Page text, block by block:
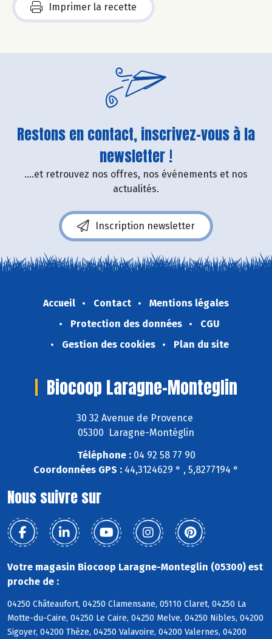
Imprimer la recette
Restons en contact, inscrivez-vous à la
newsletter !
....et retrouvez nos offres, nos événements et nos
actualités.
Inscription newsletter
Accueil Contact
Mentions légales
Protection des données
CGU
Gestion des cookies
Plan du site
Biocoop Laragne-Monteglin
30 32 Avenue de Provence
05300 Laragne-Montéglin
Téléphone :04 92 58 77 90
Coordonnées GPS : 44,3124629 ° , 5,8277194 °
Nous suivre sur
Votre magasin Biocoop Laragne-Monteglin (05300) est
proche de :
04250 Châteaufort, 04250 Clamensane, 05110 Claret, 04250 La
Motte-du-Caire, 04250 Le Caire, 04250 Melve, 04250 Nibles, 04200
Sigoyer, 04200 Thèze, 04250 Valavoire, 04200 Valernes, 04200